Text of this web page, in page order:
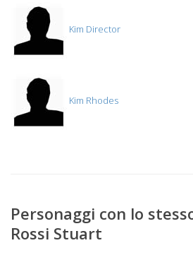
Kim Director
Kim Rhodes
Personaggi con lo
Rossi Stuart